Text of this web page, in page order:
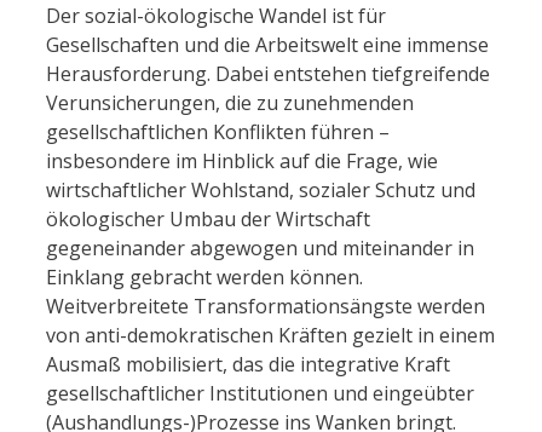
Der sozial-ökologische Wandel ist für
Gesellschaften und die Arbeitswelt eine immense
Herausforderung. Dabei entstehen tiefgreifende
Verunsicherungen, die zu zunehmenden
gesellschaftlichen Konflikten führen –
insbesondere im Hinblick auf die Frage, wie
wirtschaftlicher Wohlstand, sozialer Schutz und
ökologischer Umbau der Wirtschaft
gegeneinander abgewogen und miteinander in
Einklang gebracht werden können.
Weitverbreitete Transformationsängste werden
von anti-demokratischen Kräften gezielt in einem
Ausmaß mobilisiert, das die integrative Kraft
gesellschaftlicher Institutionen und eingeübter
(Aushandlungs-)Prozesse ins Wanken bringt.